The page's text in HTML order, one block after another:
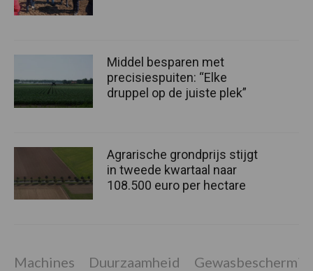
Middel besparen met
precisiespuiten: “Elke
druppel op de juiste plek”
Agrarische grondprijs stijgt
in tweede kwartaal naar
108.500 euro per hectare
Machines Duurzaamheid